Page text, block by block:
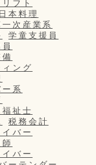
フト
日本料理
次産業系
学童支援員
ング
ー系
祉士
税務会計
バー
バー